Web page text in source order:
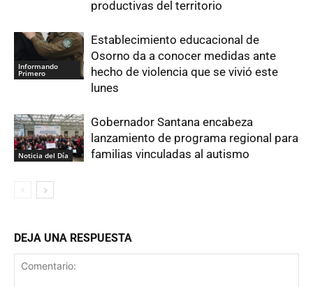
productivas del territorio
Informando
Primero
Establecimiento educacional de
Osorno da a conocer medidas ante
hecho de violencia que se vivió este
lunes
Noticia del Día
Gobernador Santana encabeza
lanzamiento de programa regional para
familias vinculadas al autismo
DEJA UNA RESPUESTA